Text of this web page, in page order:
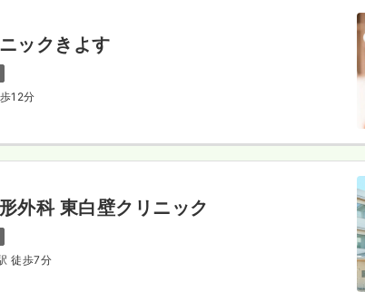
ックきよす
12分
外科 東白壁クリニック
徒歩7分